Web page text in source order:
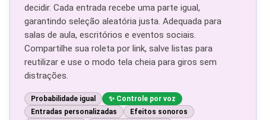
decidir. Cada entrada recebe uma parte igual,
garantindo seleção aleatória justa. Adequada para
salas de aula, escritórios e eventos sociais.
Compartilhe sua roleta por link, salve listas para
reutilizar e use o modo tela cheia para giros sem
distrações.
Probabilidade igual
Controle por voz
Entradas personalizadas
Efeitos sonoros